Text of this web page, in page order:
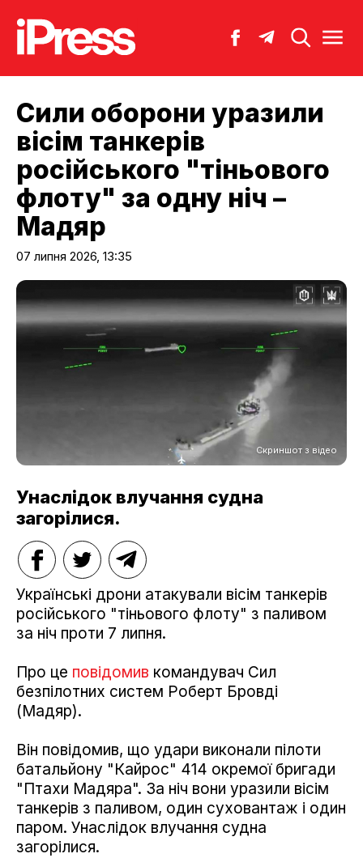
Сили оборони уразили
вісім танкерів
російського "тіньового
флоту" за одну ніч –
Мадяр
07 липня 2026, 13:35
Скриншот з відео
Унаслідок влучання судна
загорілися.
Українські дрони атакували вісім танкерів
російського "тіньового флоту" з паливом
за ніч проти 7 липня.
Про це повідомив командувач Сил
безпілотних систем Роберт Бровді
(Мадяр).
Він повідомив, що удари виконали пілоти
батальйону "Кайрос" 414 окремої бригади
"Птахи Мадяра". За ніч вони уразили вісім
танкерів з паливом, один суховантаж і один
паром. Унаслідок влучання судна
загорілися.